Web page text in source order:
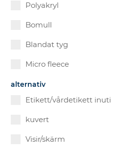
Polyakryl
Bomull
Blandat tyg
Micro fleece
alternativ
Etikett/vårdetikett inuti
kuvert
Visir/skärm